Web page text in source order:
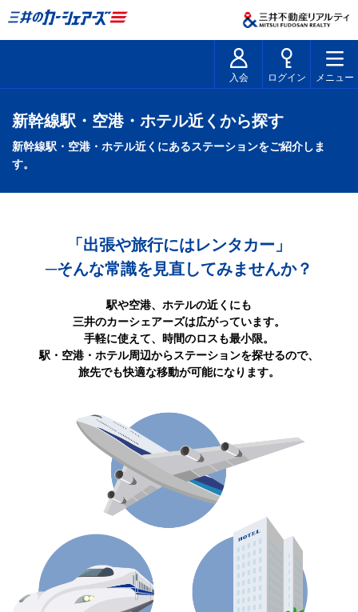
入会 ログイン メニュー
新幹線駅・空港・ホテル近くから探す
新幹線駅・空港・ホテル近くにあるステーションをご紹介しま
す。
「出張や旅行にはレンタカー」
─そんな常識を見直してみませんか？
駅や空港、ホテルの近くにも
三井のカーシェアーズは広がっています。
手軽に使えて、時間のロスも最小限。
駅・空港・ホテル周辺からステーションを探せるので、
旅先でも快適な移動が可能になります。